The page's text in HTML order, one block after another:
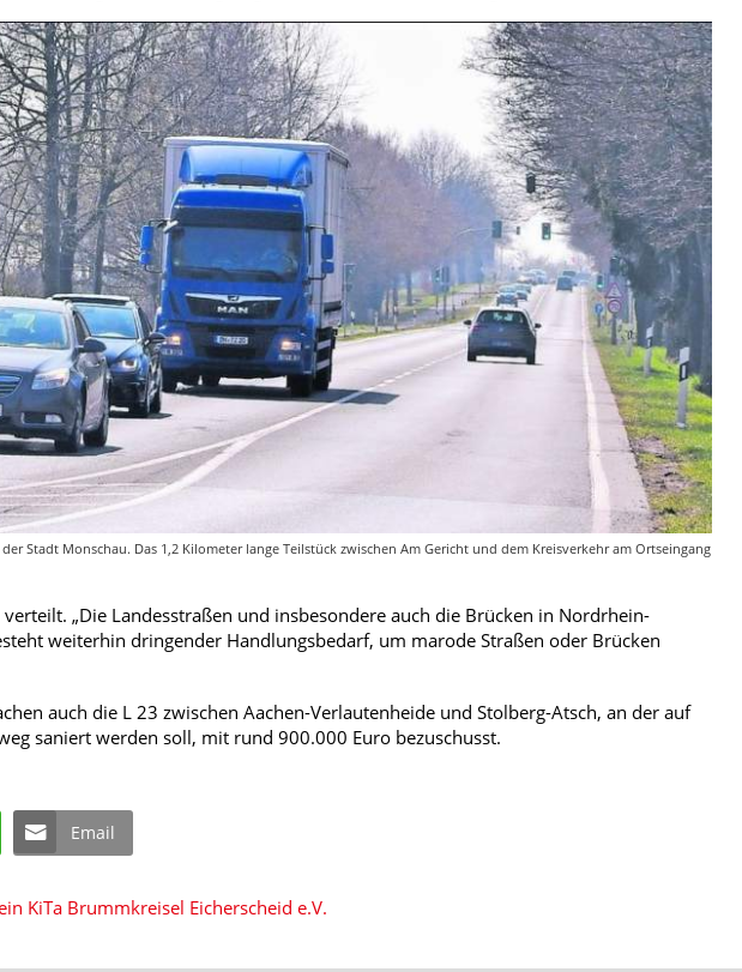
Stadt Monschau. Das 1,2 Kilometer lange Teilstück zwischen Am Gericht und dem Kreisverkehr am Ortseingang
„Die Landesstraßen und insbesondere auch die Brücken in Nordrhein-
weiterhin dringender Handlungsbedarf, um marode Straßen oder Brücken
auch die L 23 zwischen Aachen-Verlautenheide und Stolberg-Atsch, an der auf
saniert werden soll, mit rund 900.000 Euro bezuschusst.
Email
KiTa Brummkreisel Eicherscheid e.V.